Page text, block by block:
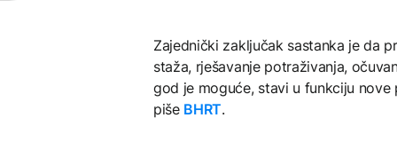
Zajednički zaključak sastanka je da
staža, rješavanje potraživanja,
god je moguće, stavi u funkciju
piše BHRT.